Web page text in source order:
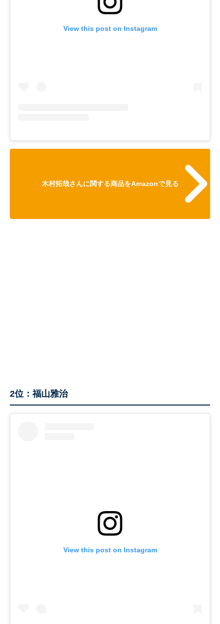
View this post on Instagram
木村拓哉さんに関する商品をAmazonで見る
2位：福山雅治
View this post on Instagram